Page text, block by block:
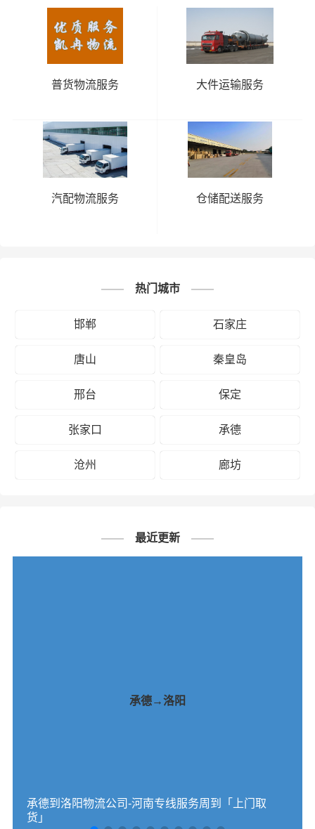
普货物流服务 大件运输服务
汽配物流服务 仓储配送服务
热门城市
邯郸 石家庄
唐山 秦皇岛
邢台 保定
张家口 承德
沧州 廊坊
最近更新
承德→洛阳
承德到洛阳物流公司-河南专线服务周到「上门取
货」